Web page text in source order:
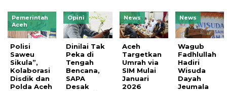
Pemerintah
Aceh
Polisi
Saweu
Sikula”,
Kolaborasi
Disdik dan
Polda Aceh
Opini
Dinilai Tak
Peka di
Tengah
Bencana,
SAPA
Desak
News
Aceh
Targetkan
Umrah via
SIM Mulai
Januari
2026
News
Wagub
Fadhlullah
Hadiri
Wisuda
Dayah
Jeumala